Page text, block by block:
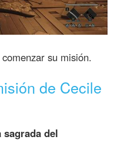
su misión.
de Cecile
sagrada del